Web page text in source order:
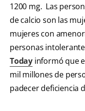
1200 mg. Las
de calcio son las
mujeres con
personas
Today informó que
mil millones de
padecer deficiencia